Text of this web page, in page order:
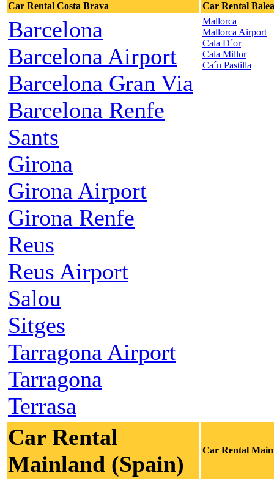
Car Rental Costa Brava Car Rental
Barcelona
Barcelona Airport
Barcelona Gran Via
Barcelona Renfe
Sants
Girona
Girona Airport
Girona Renfe
Reus
Reus Airport
Salou
Sitges
Tarragona Airport
Tarragona
Terrasa
Mallorca
Mallorca Airport
Cala D´or
Cala Millor
Ca´n Pastilla
Car Rental
Mainland (Spain)
Car Rental